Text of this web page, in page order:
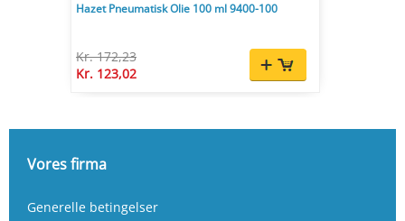
Hazet Pneumatisk Olie 100 ml 9400-100
Kr. 172,23
Kr. 123,02
Vores firma
Generelle betingelser